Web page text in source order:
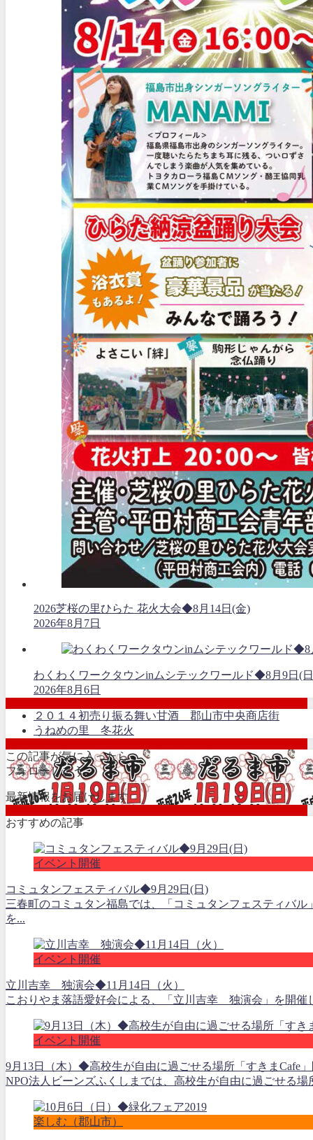
2026芝桜の里ひらた 花火大会◆8月14日(金)
2026年8月7日
わくわくワークタウンinムシテックワールド◆8月9日(
2026年8月6日
２０１４初売り振る舞い甘酒 郡山市中央商店街
うねめの里 冬花火
この記事が気に入ったら
フォローしよう
最新情報をお届けします
おすすめの記事
イベント開催
コミュタンフェスティバル◆9月29日(日)
三春町のコミュタン福島では、「コミュタンフェスティバ
を...
イベント開催
立川吉幸 独演会◆11月14日（火）
こおりやま落語愛好会による、「立川吉幸 独演会」を
イベント開催
9月13日（木）◆高校生が自由に過ごせる場所「すきまCafe
NPO法人ビーンズふくしまでは、高校生が自由に過ごせる
楽しむ（郡山市）